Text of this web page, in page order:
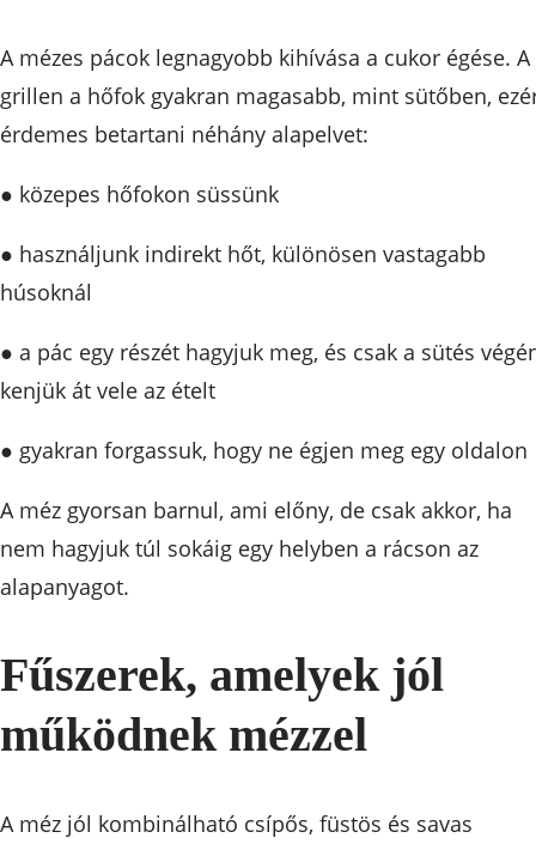
A mézes pácok legnagyobb kihívása a cukor égése. A
grillen a hőfok gyakran magasabb, mint sütőben,
érdemes betartani néhány alapelvet:
● közepes hőfokon süssünk
● használjunk indirekt hőt, különösen vastagabb
húsoknál
● a pác egy részét hagyjuk meg, és csak a sütés
kenjük át vele az ételt
● gyakran forgassuk, hogy ne égjen meg egy oldalon
A méz gyorsan barnul, ami előny, de csak akkor, ha
nem hagyjuk túl sokáig egy helyben a rácson az
alapanyagot.
Fűszerek, amelyek jól
működnek mézzel
A méz jól kombinálható csípős, füstös és savas